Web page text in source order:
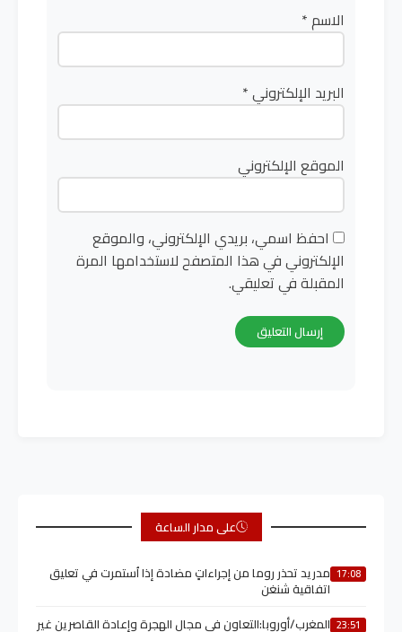
الاسم*
البريد الإلكتروني*
الموقع الإلكتروني
احفظ اسمي، بريدي الإلكتروني، والموقع
الإلكتروني في هذا المتصفح لاستخدامها المرة
المقبلة في تعليقي.
على مدار الساعة
17:08 مدريد تحذر روما من إجراءاتٍ مضادة إذا اُستمرت في تعليق
اتفاقية شنغن
23:51 المغرب/أوروبا:التعاون في مجال الهجرة وإعادة القاصرين غير